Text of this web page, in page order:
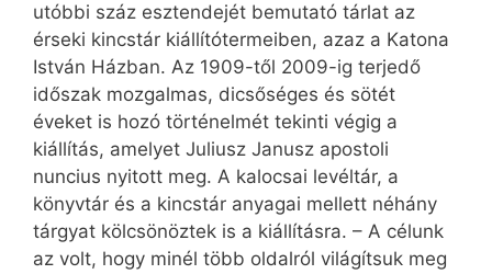
utóbbi száz esztendejét bemutató tárlat az
érseki kincstár kiállítótermeiben, azaz a Katona
István Házban. Az 1909-től 2009-ig terjedő
időszak mozgalmas, dicsőséges és sötét
éveket is hozó történelmét tekinti végig a
kiállítás, amelyet Juliusz Janusz apostoli
nuncius nyitott meg. A kalocsai levéltár, a
könyvtár és a kincstár anyagai mellett néhány
tárgyat kölcsönöztek is a kiállításra. – A célunk
az volt, hogy minél több oldalról világítsuk meg